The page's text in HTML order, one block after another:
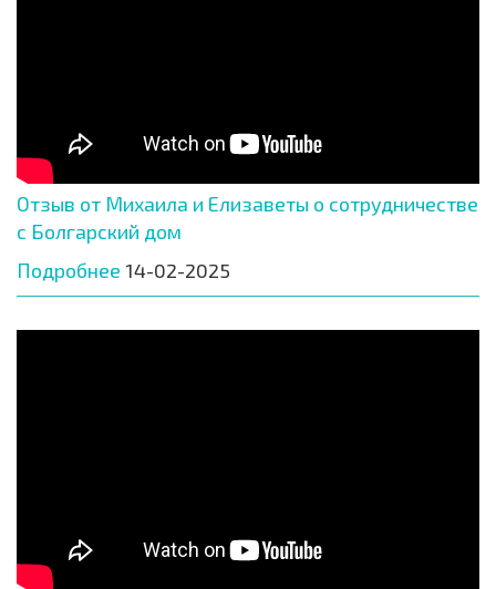
Отзыв от Михаила и Елизаветы о сотрудничестве
с Болгарский дом
Подробнее 14-02-2025